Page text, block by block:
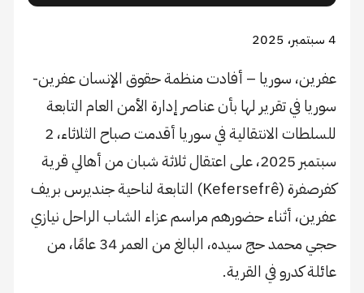
4 سبتمبر، 2025
عفرين، سوريا – أفادت منظمة حقوق الإنسان عفرين-
سوريا في تقرير لها بأن عناصر إدارة الأمن العام التابعة
للسلطات الانتقالية في سوريا أقدمت صباح الثلاثاء، 2
سبتمبر 2025، على اعتقال ثلاثة شبان من أهالي قرية
كفرصفرة (Kefersefrê) التابعة لناحية جنديرس بريف
عفرين، أثناء حضورهم مراسم عزاء الشاب الراحل نيازي
حجي محمد حج سيده، البالغ من العمر 34 عامًا، من
عائلة كدرو في القرية.